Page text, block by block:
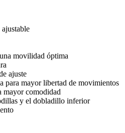
movilidad óptima
ajuste
para mayor libertad de movimientos
mayor comodidad
y el dobladillo inferior